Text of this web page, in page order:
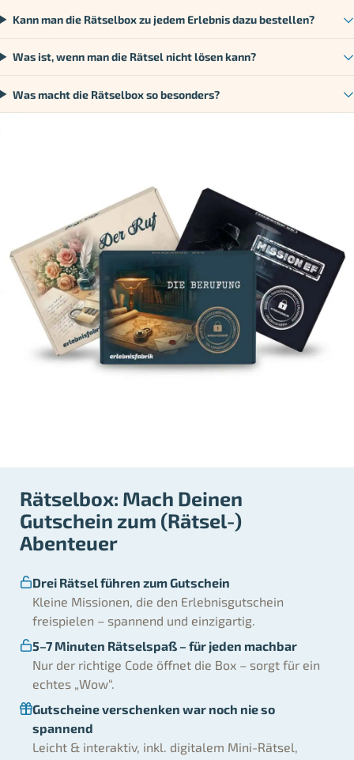
Kann man die Rätselbox zu jedem Erlebnis dazu bestellen?
Was ist, wenn man die Rätsel nicht lösen kann?
Was macht die Rätselbox so besonders?
Rätselbox: Mach Deinen
Gutschein zum (Rätsel-)
Abenteuer
Drei Rätsel führen zum Gutschein
Kleine Missionen, die den Erlebnisgutschein
freispielen – spannend und einzigartig.
5–7 Minuten Rätselspaß – für jeden machbar
Nur der richtige Code öffnet die Box – sorgt für ein
echtes „Wow“.
Gutscheine verschenken war noch nie so
spannend
Leicht & interaktiv, inkl. digitalem Mini-Rätsel,